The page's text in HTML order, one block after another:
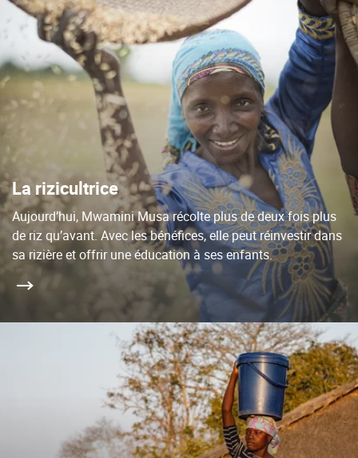
La rizicultrice
Aujourd’hui, Mwamini Musa récolte plus de deux fois plus
de riz qu’avant. Avec les bénéfices, elle peut réinvestir dans
sa rizière et offrir une éducation à ses enfants.